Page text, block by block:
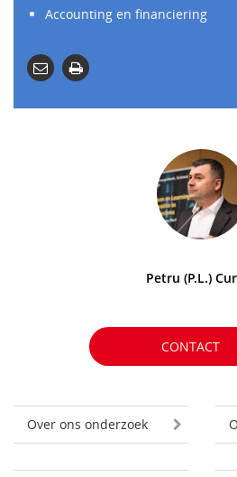
Accounting en financiering
Petru (P.L.)
CONTACT
Over ons onderzoek